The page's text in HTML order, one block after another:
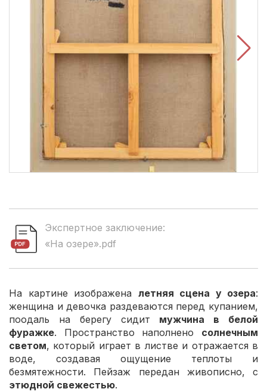
Экспертное заключение:
«На озере».pdf
На картине изображена летняя сцена у озера:
женщина и девочка раздеваются перед купанием,
поодаль на берегу сидит мужчина в белой
фуражке. Пространство наполнено солнечным
светом, который играет в листве и отражается в
воде, создавая ощущение теплоты и
безмятежности. Пейзаж передан живописно, с
этюдной свежестью.